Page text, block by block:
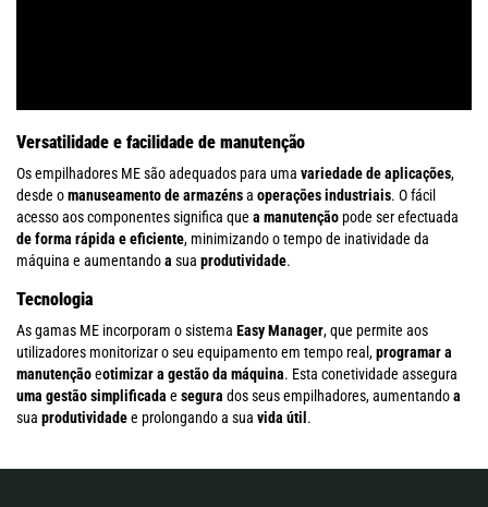
Versatilidade e facilidade de manutenção
Os empilhadores ME são adequados para uma variedade de aplicações,
desde omanuseamento de armazénsa operações industriais. O fácil
acesso aos componentes significa que a manutençãopode ser efectuada
de forma rápida e eficiente, minimizando o tempo de inatividade da
máquina e aumentandoa sua produtividade.
Tecnologia
As gamas ME incorporam o sistema Easy Manager, que permite aos
utilizadores monitorizar o seu equipamento em tempo real,programar a
manutençãoeotimizar a gestão da máquina. Esta conetividade assegura
uma gestão simplificada e segura dos seus empilhadores, aumentandoa
sua produtividadee prolongando a sua vida útil .